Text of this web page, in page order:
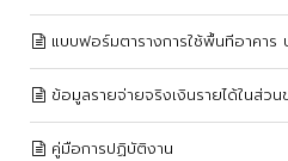
แบบฟอร์มตารางการใช้พื้นทีอาคาร
ข้อมูลรายจ่ายจริงเงินรายได้ในส่ว
คู่มือการปฏิบัติงาน